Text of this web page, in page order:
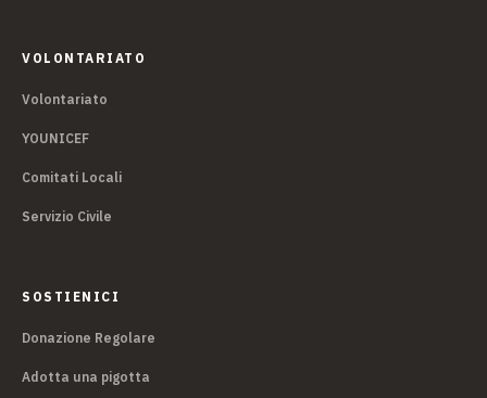
VOLONTARIATO
Volontariato
YOUNICEF
Comitati Locali
Servizio Civile
SOSTIENICI
Donazione Regolare
Adotta una pigotta